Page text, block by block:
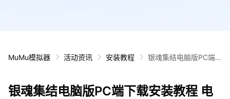
MuMu模拟器 活动资讯 安装教程
银魂集结电脑版PC端
银魂集结电脑版PC端下载安装教程 电